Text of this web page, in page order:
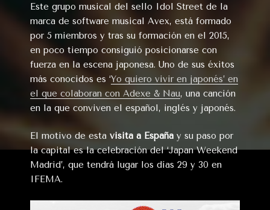
Este grupo musical del sello Idol Street de la
marca de software musical Avex, está formado
por 5 miembros y tras su formación en el 2015,
en poco tiempo consiguió posicionarse con
fuerza en la escena japonesa. Uno de sus éxitos
más conocidos es ‘Yo quiero vivir en japonés’ en
el que colaboran con Adexe & Nau, una canción
en la que conviven el español, inglés y japonés.
El motivo de esta visita a España y su paso por
la capital es la celebración del ‘Japan Weekend
Madrid’, que tendrá lugar los días 29 y 30 en
IFEMA.